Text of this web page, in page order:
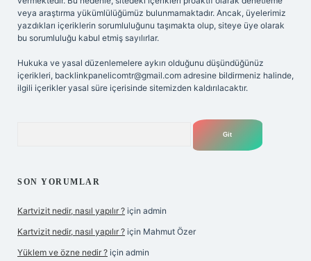
veya araştırma yükümlülüğümüz bulunmamaktadır. Ancak, üyelerimiz
yazdıkları içeriklerin sorumluluğunu taşımakta olup, siteye üye olarak
bu sorumluluğu kabul etmiş sayılırlar.
Hukuka ve yasal düzenlemelere aykırı olduğunu düşündüğünüz
içerikleri, backlinkpanelicomtr@gmail.com adresine bildirmeniz halinde,
ilgili içerikler yasal süre içerisinde sitemizden kaldırılacaktır.
SON YORUMLAR
Kartvizit nedir, nasıl yapılır ? için admin
Kartvizit nedir, nasıl yapılır ? için Mahmut Özer
Yüklem ve özne nedir ? için admin